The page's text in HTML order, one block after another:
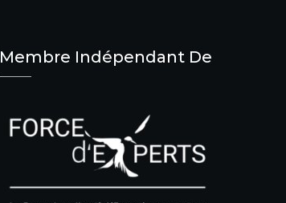
Membre Indépendant De